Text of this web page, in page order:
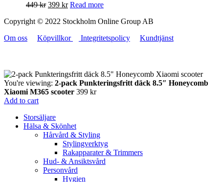
449kr 399 kr Read more
Copyright © 2022 Stockholm Online Group AB
Om oss
Köpvillkor Integritetspolicy Kundtjänst
You're viewing: 2-pack Punkteringsfritt däck 8.5″ Honeycomb
Xiaomi M365 scooter 399 kr
Add to cart
Storsäljare
Hälsa & Skönhet
Hårvård & Styling
Stylingverktyg
Rakapparater & Trimmers
Hud- & Ansiktsvård
Personvård
Hygien